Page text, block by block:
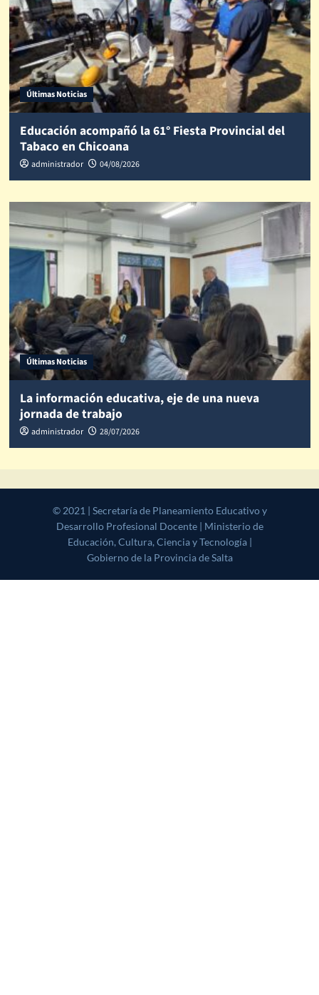
Últimas Noticias
Educación acompañó la 61° Fiesta Provincial del
Tabaco en Chicoana
administrador 04/08/2026
Últimas Noticias
La información educativa, eje de una nueva
jornada de trabajo
administrador 28/07/2026
© 2021 | Secretaría de Planeamiento Educativo y Desarrollo
Profesional Docente | Ministerio de Educación, Cultura, Ciencia y
Tecnología | Gobierno de la Provincia de Salta|CoverNews
themes.